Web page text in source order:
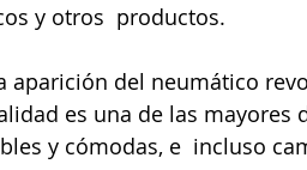
y otros  productos.
aparición del neumático
es una de las mayores
y cómodas, e  incluso